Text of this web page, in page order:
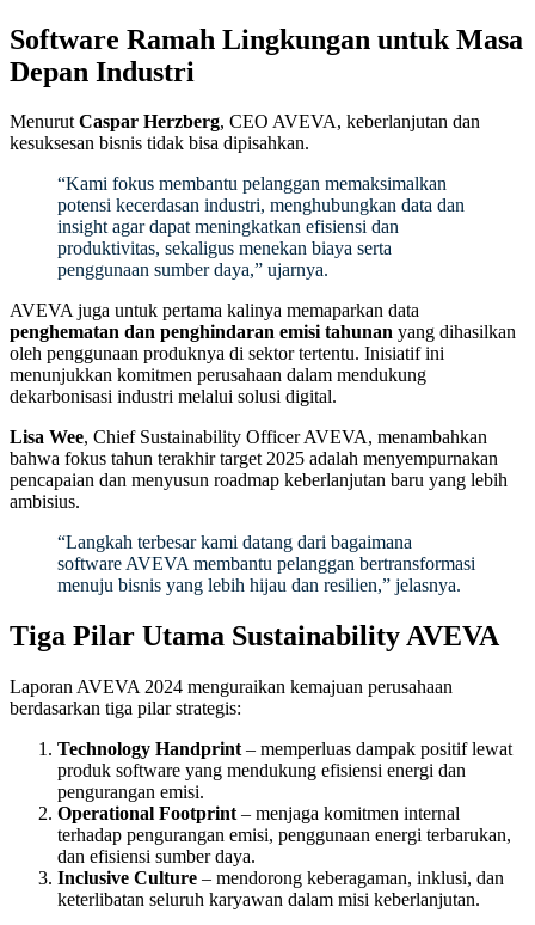
Software Ramah Lingkungan untuk Masa
Depan Industri
MenurutCaspar Herzberg, CEO AVEVA, keberlanjutan dan
kesuksesan bisnis tidak bisa dipisahkan.
“Kami fokus membantu pelanggan memaksimalkan
potensi kecerdasan industri, menghubungkan data dan
insight agar dapat meningkatkan efisiensi dan
produktivitas, sekaligus menekan biaya serta
penggunaan sumber daya,” ujarnya.
AVEVA juga untuk pertama kalinya memaparkan data
penghematan dan penghindaran emisi tahunan yang dihasilkan
oleh penggunaan produknya di sektor tertentu. Inisiatif ini
menunjukkan komitmen perusahaan dalam mendukung
dekarbonisasi industri melalui solusi digital.
Lisa Wee, Chief Sustainability Officer AVEVA, menambahkan
bahwa fokus tahun terakhir target 2025 adalah menyempurnakan
pencapaian dan menyusun roadmap keberlanjutan baru yang lebih
ambisius.
“Langkah terbesar kami datang dari bagaimana
software AVEVA membantu pelanggan bertransformasi
menuju bisnis yang lebih hijau dan resilien,” jelasnya.
Tiga Pilar Utama Sustainability AVEVA
Laporan AVEVA 2024 menguraikan kemajuan perusahaan
berdasarkan tiga pilar strategis:
Technology Handprint – memperluas dampak positif lewat
produk software yang mendukung efisiensi energi dan
pengurangan emisi.
Operational Footprint – menjaga komitmen internal
terhadap pengurangan emisi, penggunaan energi terbarukan,
dan efisiensi sumber daya.
Inclusive Culture – mendorong keberagaman, inklusi, dan
keterlibatan seluruh karyawan dalam misi keberlanjutan.